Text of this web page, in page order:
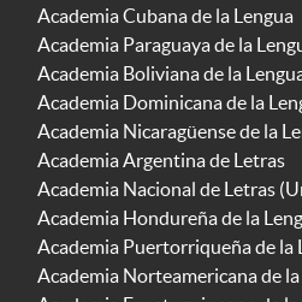
Academia Cubana de la Lengua
Academia Paraguaya de la
Academia Boliviana de la
Academia Dominicana de la
Academia Nicaragüense de la
Academia Argentina de Letras
Academia Nacional de Letras
Academia Hondureña de la
Academia Puertorriqueña de la
Academia Norteamericana de